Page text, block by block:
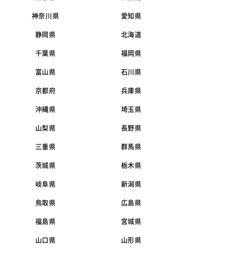
神奈川県 愛知県
静岡県 北海道
千葉県 福岡県
富山県 石川県
京都府 兵庫県
沖縄県 埼玉県
山梨県 長野県
三重県 群馬県
茨城県 栃木県
岐阜県 新潟県
鳥取県 広島県
福島県 宮城県
山口県 山形県